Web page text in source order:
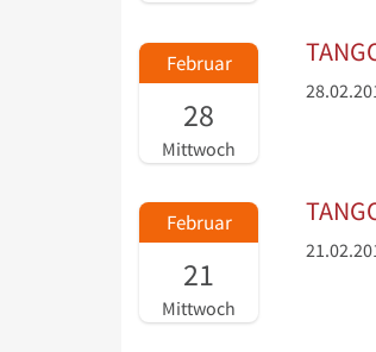
Februar
28
Mittwoch
Februar
21
Mittwoch